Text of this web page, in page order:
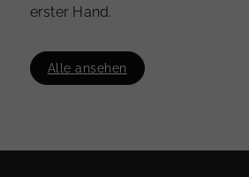
erster Hand.
Alle ansehen